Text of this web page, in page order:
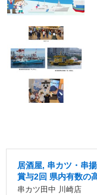
居酒屋, 串カツ・串
賞与2回 県内有数の
串カツ田中 川崎店